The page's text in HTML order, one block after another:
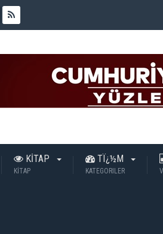
KİTAP
KİTAP
TÏ¿½M
KATEGORILER